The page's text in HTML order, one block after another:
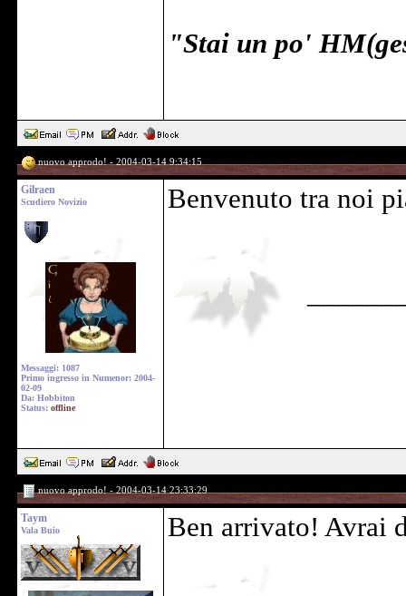
"Stai un po'
nuovo approdo! - 2004-03-14 9:34:15
Gilraen
Scudiero Novizio
Messaggi: 1087
Primo ingresso in Numenor: 2004-
02-09
Da: Hobbiton
Status: offline
Benvenuto tra noi
nuovo approdo! - 2004-03-14 23:33:29
Taym
Vala Buio Ben arrivato! Avrai